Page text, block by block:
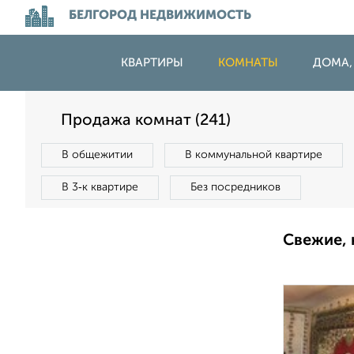
БЕЛГОРОД НЕДВИЖИМОСТЬ
КВАРТИРЫ КОМНАТЫ ДОМА,
Продажа комнат (241)
В общежитии В коммунальной квартире
В 3‑к квартире Без посредников
Свежие,